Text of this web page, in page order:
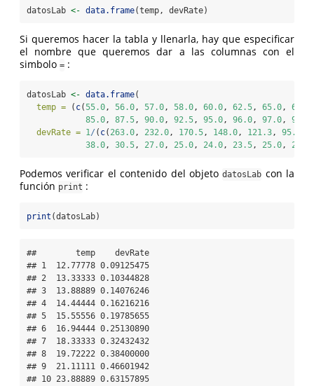
datosLab <- data.frame(temp, devRate)
Si queremos hacer la tabla y llenarla, hay que especificar
el nombre que queremos dar a las columnas con el
simbolo = :
datosLab <- data.frame(
temp = ( c(55.0, 56.0, 57.0, 58.0, 60.0, 62.5, 65.0, 67.5
85.0, 87.5, 90.0, 92.5, 95.0, 96.0, 97.0, 97.5
devRate = 1/ ( c( 263.0, 232.0, 170.5, 148.0, 121.3, 95.5
38.0, 30.5, 27.0, 25.0, 24.0, 23.5, 25.0, 26.5
Podemos verificar el contenido del objetodatosLab con la
función print :
print (datosLab)
##        temp    devRate
## 1  12.77778 0.09125475
## 2  13.33333 0.10344828
## 3  13.88889 0.14076246
## 4  14.44444 0.16216216
## 5  15.55556 0.19785655
## 6  16.94444 0.25130890
## 7  18.33333 0.32432432
## 8  19.72222 0.38400000
## 9  21.11111 0.46601942
## 10 23.88889 0.63157895